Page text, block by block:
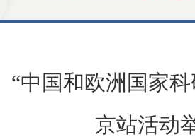
“中国和欧洲国家
京站活动